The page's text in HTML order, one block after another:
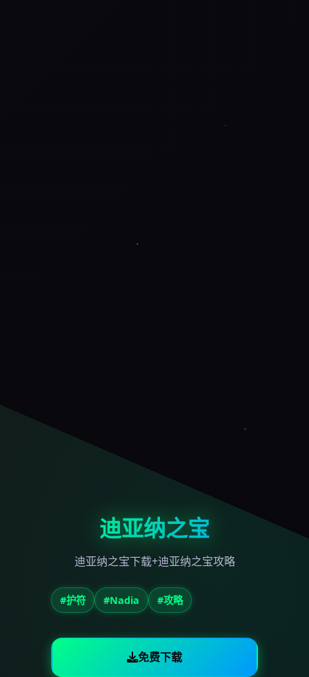
迪亚纳之宝
迪亚纳之宝下载+迪亚纳之宝攻略
#护符 #Nadia #攻略
免费下载